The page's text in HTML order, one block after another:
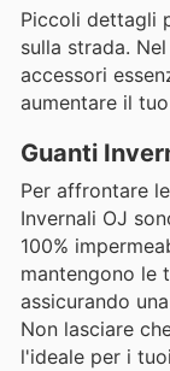
Piccoli dettagli
sulla strada.
accessori
aumentare il
Guanti
Per affrontare
Invernali OJ
100%
mantengono le
assicurando
Non lasciare
l'ideale per i